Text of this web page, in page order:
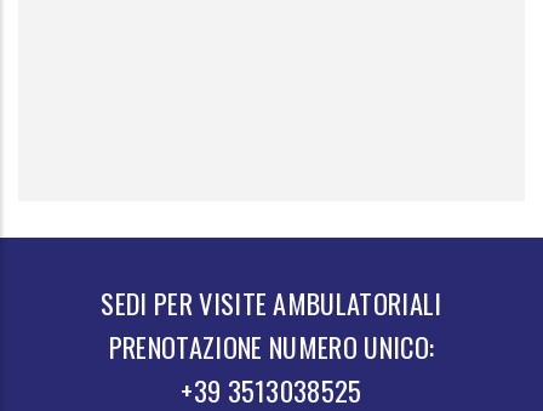
SEDI PER VISITE AMBULATORIALI
PRENOTAZIONE NUMERO UNICO:
+39 3513038525